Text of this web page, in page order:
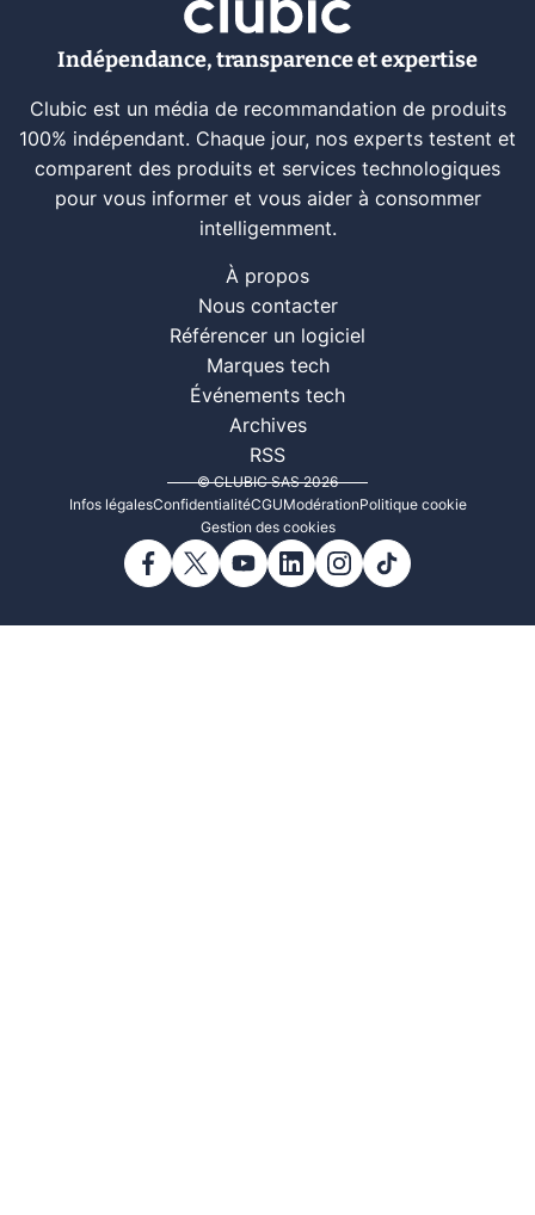
Indépendance, transparence et expertise
Clubic est un média de recommandation de produits
100% indépendant. Chaque jour, nos experts testent et
comparent des produits et services technologiques
pour vous informer et vous aider à consommer
intelligemment.
À propos
Nous contacter
Référencer un logiciel
Marques tech
Événements tech
Archives
RSS
© CLUBIC SAS 2026
Infos légalesConfidentialitéCGUModérationPolitique cookie
Gestion des cookies